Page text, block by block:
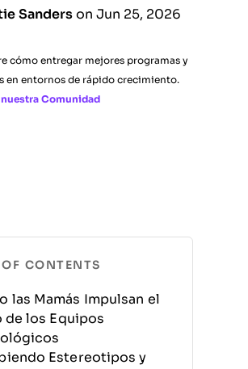
Sanders on Jun 25, 2026
cómo entregar mejores programas y
en entornos de rápido crecimiento.
nuestra Comunidad
CONTENTS
las Mamás Impulsan el
de los Equipos
Estereotipos y